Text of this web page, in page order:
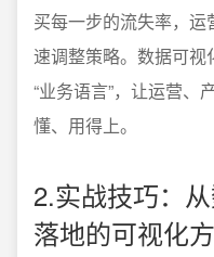
买每一步的流失率，
速调整策略。数据可
“业务语言”，让运营、
懂、用得上。
2.实战技巧：
落地的可视化